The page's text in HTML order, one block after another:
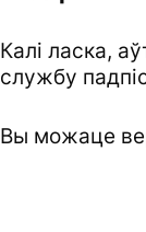
Калі ласка,
службу
Вы можаце